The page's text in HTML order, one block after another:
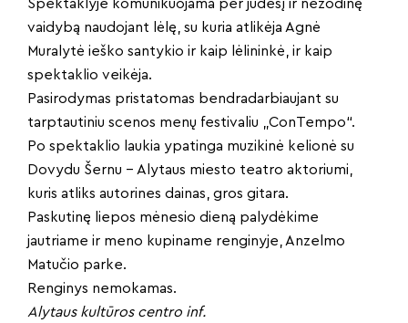
Spektaklyje komunikuojama per judesį ir nežodinę
vaidybą naudojant lėlę, su kuria atlikėja Agnė
Muralytė ieško santykio ir kaip lėlininkė, ir kaip
spektaklio veikėja.
Pasirodymas pristatomas bendradarbiaujant su
tarptautiniu scenos menų festivaliu „ConTempo“.
Po spektaklio laukia ypatinga muzikinė kelionė su
Dovydu Šernu – Alytaus miesto teatro aktoriumi,
kuris atliks autorines dainas, gros gitara.
Paskutinę liepos mėnesio dieną palydėkime
jautriame ir meno kupiname renginyje, Anzelmo
Matučio parke.
Renginys nemokamas.
Alytaus kultūros centro inf.